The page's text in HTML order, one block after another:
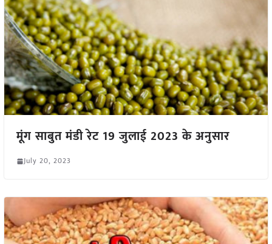
मूंग साबुत मंडी रेट 19 जुलाई 2023 के अनुसार
July 20, 2023